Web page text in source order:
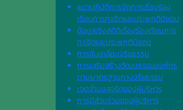
แนวปฏิบัติการจัดการเรื่องร้อง
เรียนการทุจริตและประพฤติมิชอบ
ข้อมูลเชิงสถิติเรื่องร้องเรียนการ
ทุจริตและประพฤติมิชอบ
การขับเคลื่อนจริยธรรม
การเสริมสร้างวัฒนธรรมองค์กร
ตามมาตรฐานทางจริยธรรม
เจตจํานงสุจริตของผู้บริหาร
การมีส่วนร่วมของผู้บริหาร